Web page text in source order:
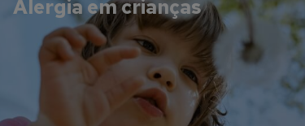
Alergia em crianças